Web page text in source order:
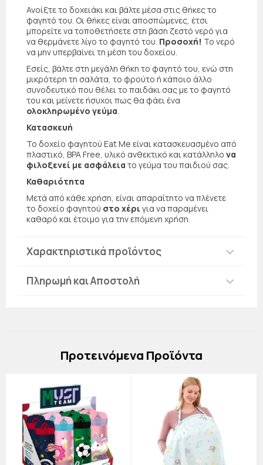
Ανοίξτε το δοχειάκι και βάλτε μέσα στις θήκες το
φαγητό του. Οι θήκες είναι αποσπώμενες, έτσι
μπορείτε να τοποθετήσετε στη βάση ζεστό νερό για
να θερμάνετε λίγο το φαγητό του. Προσοχή! Το νερό
να μην υπερβαίνει τη μέση του δοχείου.
Εσείς, βάλτε στη μεγάλη θήκη το φαγητό του, ενώ στη
μικρότερη τη σαλάτα, το φρούτο ή κάποιο άλλο
συνοδευτικό που θέλει το παιδάκι σας με το φαγητό
του και μείνετε ήσυχοι πως θα φάει ένα
ολοκληρωμένο γεύμα.
Κατασκευή
Το δοχείο φαγητού Eat Me είναι κατασκευασμένο από
πλαστικό, BPA Free, υλικό ανθεκτικό και κατάλληλο να
φιλοξενεί με ασφάλεια το γεύμα του παιδιού σας.
Καθαριότητα
Μετά από κάθε χρήση, είναι απαραίτητο να πλένετε
το δοχείο φαγητού στο χέρι για να παραμένει
καθαρό και έτοιμο για την επόμενη χρήση.
Χαρακτηριστικά προϊόντος
Πληρωμή και Αποστολή
Πρoτεινόμενα Προϊόντα